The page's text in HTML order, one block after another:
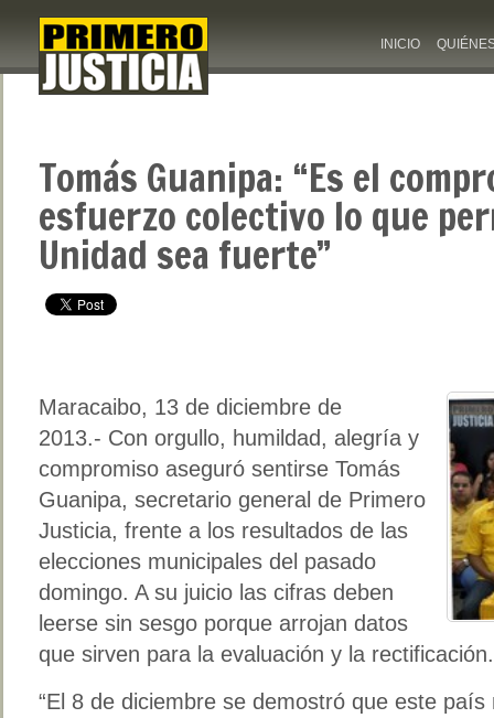
INICIO
Tomás Guanipa: “Es el
esfuerzo colectivo lo que
Unidad sea fuerte”
Maracaibo, 13 de diciembre de
2013.- Con orgullo, humildad, alegría y
compromiso aseguró sentirse Tomás
Guanipa, secretario general de Primero
Justicia, frente a los resultados de las
elecciones municipales del pasado
domingo. A su juicio las cifras deben
leerse sin sesgo porque arrojan datos
que sirven para la evaluación y la rectificación.
“El 8 de diciembre se demostró que este